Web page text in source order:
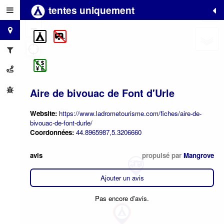
tentes uniquement
Aire de bivouac de Font d'Urle
Website: https://www.ladrometourisme.com/fiches/aire-de-
bivouac-de-font-durle/
Coordonnées: 44.8965987,5.3206660
avis propulsé par Mangrove
Ajouter un avis
Pas encore d'avis.
+
−